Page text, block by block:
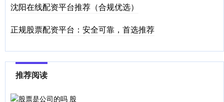
沈阳在线配资平台推荐（合规优选）
正规股票配资平台：安全可靠，首选推荐
推荐阅读